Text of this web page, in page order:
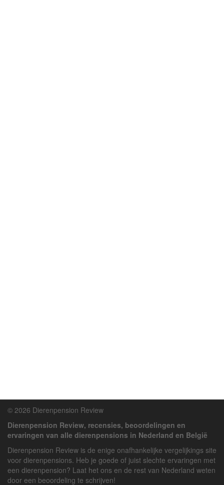
© 2026 Dierenpension Review
Dierenpension Review, recensies, beoordelingen en
ervaringen van alle dierenpensions in Nederland en België
Dierenpension Review is de enige onafhankelijke vergelijkings site
voor dierenpensions. Heb je goede of juist slechte ervaringen met
een dierenpension? Laat het ons en de rest van Nederland weten
door een beoordeling te schrijven!